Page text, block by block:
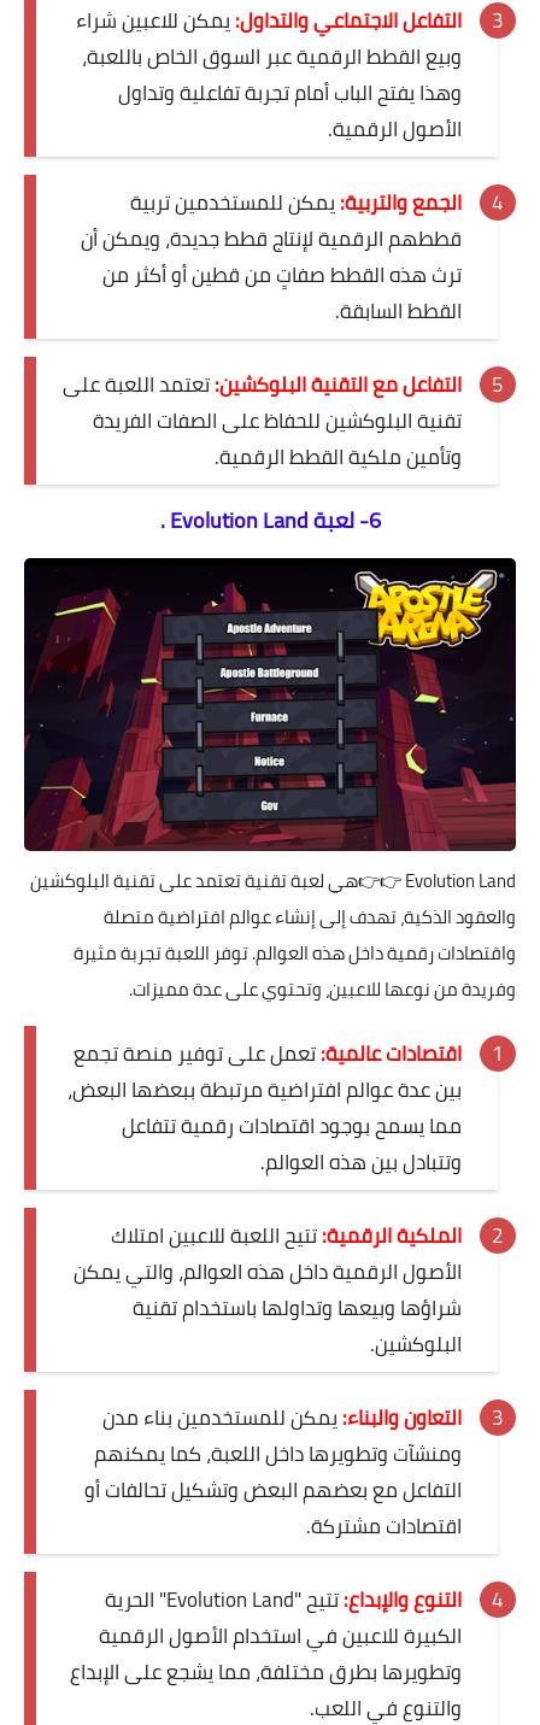
التفاعل الاجتماعي والتداول:يمكن للاعبين شراء
وبيع القطط الرقمية عبر السوق الخاص باللعبة،
وهذا يفتح الباب أمام تجربة تفاعلية وتداول
الأصول الرقمية.
الجمع والتربية:يمكن للمستخدمين تربية
قططهم الرقمية لإنتاج قطط جديدة، ويمكن أن
ترث هذه القطط صفاتٍ من قطين أو أكثر من
القطط السابقة.
التفاعل مع التقنية البلوكشين:تعتمد اللعبة على
تقنية البلوكشين للحفاظ على الصفات الفريدة
وتأمين ملكية القطط الرقمية.
6- لعبة Evolution Land .
Evolution Land👉👉هي لعبة تقنية تعتمد على تقنية البلوكشين
والعقود الذكية، تهدف إلى إنشاء عوالم افتراضية متصلة
واقتصادات رقمية داخل هذه العوالم. توفر اللعبة تجربة مثيرة
وفريدة من نوعها للاعبين، وتحتوي على عدة مميزات.
اقتصادات عالمية:تعمل على توفير منصة تجمع
بين عدة عوالم افتراضية مرتبطة ببعضها البعض،
مما يسمح بوجود اقتصادات رقمية تتفاعل
وتتبادل بين هذه العوالم.
الملكية الرقمية:تتيح اللعبة للاعبين امتلاك
الأصول الرقمية داخل هذه العوالم، والتي يمكن
شراؤها وبيعها وتداولها باستخدام تقنية
البلوكشين.
التعاون والبناء:يمكن للمستخدمين بناء مدن
ومنشآت وتطويرها داخل اللعبة، كما يمكنهم
التفاعل مع بعضهم البعض وتشكيل تحالفات أو
اقتصادات مشتركة.
التنوع والإبداع:
تتيح "Evolution Land" الحرية
الكبيرة للاعبين في استخدام الأصول الرقمية
وتطويرها بطرق مختلفة، مما يشجع على الإبداع
والتنوع في اللعب.